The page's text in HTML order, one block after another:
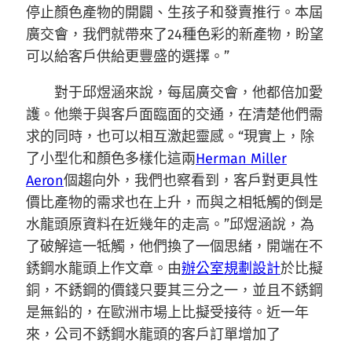
停止顏色產物的開闢、生孩子和發賣推行。本屆
廣交會，我們就帶來了24種色彩的新產物，盼望
可以給客戶供給更豐盛的選擇。”
對于邱煜涵來說，每屆廣交會，他都倍加愛
護。他樂于與客戶面臨面的交通，在清楚他們需
求的同時，也可以相互激起靈感。“現實上，除
了小型化和顏色多樣化這兩Herman Miller
Aeron個趨向外，我們也察看到，客戶對更具性
價比產物的需求也在上升，而與之相牴觸的倒是
水龍頭原資料在近幾年的走高。”邱煜涵說，為
了破解這一牴觸，他們換了一個思緒，開端在不
銹鋼水龍頭上作文章。由辦公室規劃設計於比擬
銅，不銹鋼的價錢只要其三分之一，並且不銹鋼
是無鉛的，在歐洲市場上比擬受接待。近一年
來，公司不銹鋼水龍頭的客戶訂單增加了